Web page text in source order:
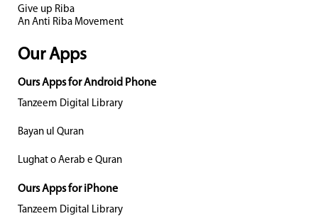
Give up Riba
An Anti Riba Movement
Our Apps
Ours Apps for Android Phone
Tanzeem Digital Library
Bayan ul Quran
Lughat o Aerab e Quran
Ours Apps for iPhone
Tanzeem Digital Library